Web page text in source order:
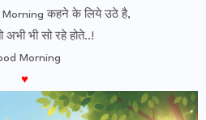
Morning कहने के लिये उठे है,
अभी भी सो रहे होते..!
Morning
♥